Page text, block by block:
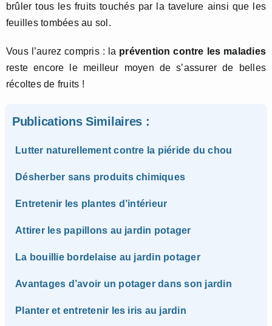
brûler tous les fruits touchés par la tavelure ainsi que les
feuilles tombées au sol.
Vous l’aurez compris : la prévention contre les maladies
reste encore le meilleur moyen de s’assurer de belles
récoltes de fruits !
Publications Similaires :
Lutter naturellement contre la piéride du chou
Désherber sans produits chimiques
Entretenir les plantes d’intérieur
Attirer les papillons au jardin potager
La bouillie bordelaise au jardin potager
Avantages d’avoir un potager dans son jardin
Planter et entretenir les iris au jardin